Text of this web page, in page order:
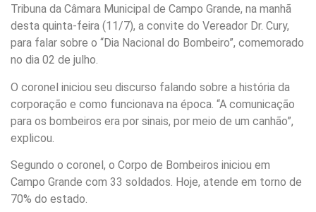
Tribuna da Câmara Municipal de Campo Grande, na manhã
desta quinta-feira (11/7), a convite do Vereador Dr. Cury,
para falar sobre o “Dia Nacional do Bombeiro”, comemorado
no dia 02 de julho.
O coronel iniciou seu discurso falando sobre a história da
corporação e como funcionava na época. “A comunicação
para os bombeiros era por sinais, por meio de um canhão”,
explicou.
Segundo o coronel, o Corpo de Bombeiros iniciou em
Campo Grande com 33 soldados. Hoje, atende em torno de
70% do estado.